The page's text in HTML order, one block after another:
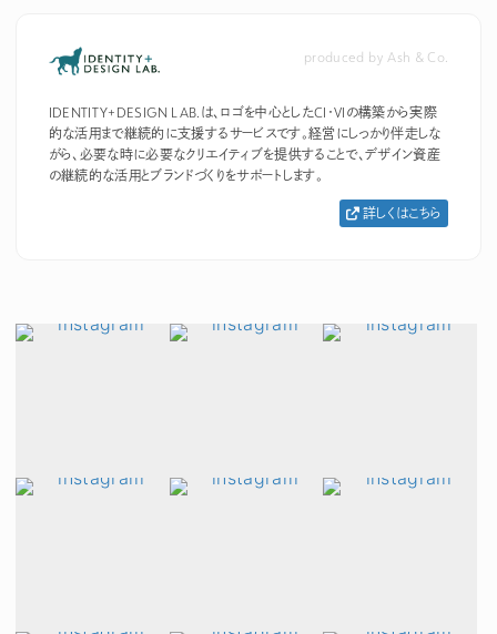
produced by Ash & Co.
IDENTITY+DESIGN LAB.は、ロゴを中心としたCI・VIの構築から実際
的な活用まで継続的に支援するサービスです。経営にしっかり伴走しな
がら、必要な時に必要なクリエイティブを提供することで、デザイン資産
の継続的な活用とブランドづくりをサポートします。
詳しくはこちら